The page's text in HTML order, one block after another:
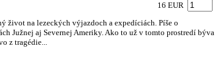
16 EUR
život na lezeckých výjazdoch a expedíciách. Píše o
Južnej aj Severnej Ameriky. Ako to už v tomto prostredí býva
z tragédie...